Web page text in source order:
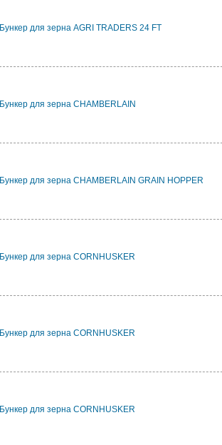
Бункер для зерна AGRI TRADERS 24 FT
Бункер для зерна CHAMBERLAIN
Бункер для зерна CHAMBERLAIN GRAIN HOPPER
Бункер для зерна CORNHUSKER
Бункер для зерна CORNHUSKER
Бункер для зерна CORNHUSKER